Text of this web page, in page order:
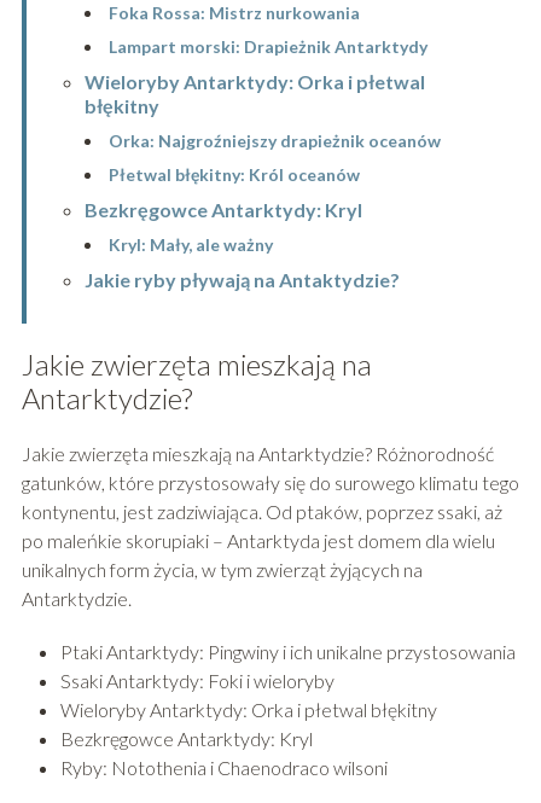
Foka Rossa: Mistrz nurkowania
Lampart morski: Drapieżnik Antarktydy
Wieloryby Antarktydy: Orka i płetwal
błękitny
Orka: Najgroźniejszy drapieżnik oceanów
Płetwal błękitny: Król oceanów
Bezkręgowce Antarktydy: Kryl
Kryl: Mały, ale ważny
Jakie ryby pływają na Antaktydzie?
Jakie zwierzęta mieszkają na
Antarktydzie?
Jakie zwierzęta mieszkają na Antarktydzie? Różnorodność
gatunków, które przystosowały się do surowego klimatu tego
kontynentu, jest zadziwiająca. Od ptaków, poprzez ssaki, aż
po maleńkie skorupiaki – Antarktyda jest domem dla wielu
unikalnych form życia, w tym zwierząt żyjących na
Antarktydzie.
Ptaki Antarktydy: Pingwiny i ich unikalne przystosowania
Ssaki Antarktydy: Foki i wieloryby
Wieloryby Antarktydy: Orka i płetwal błękitny
Bezkręgowce Antarktydy: Kryl
Ryby: Notothenia i Chaenodraco wilsoni